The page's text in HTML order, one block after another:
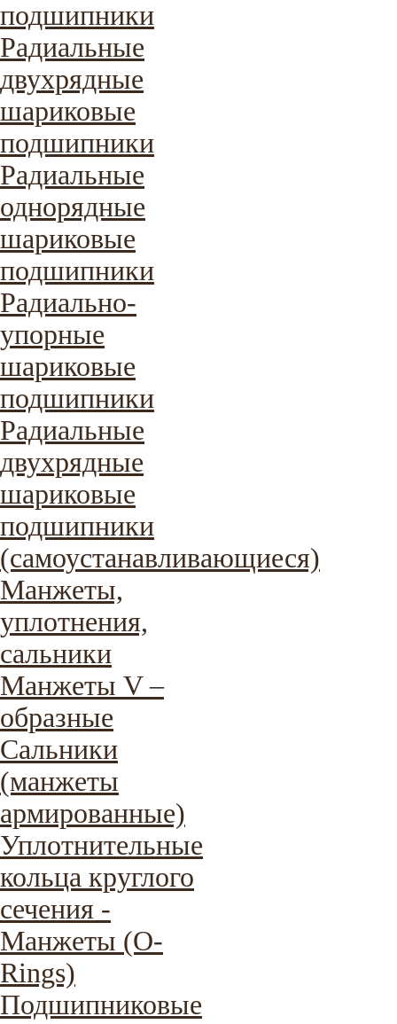
подшипники
Радиальные
двухрядные
шариковые
подшипники
Радиальные
однорядные
шариковые
подшипники
Радиально-
упорные
шариковые
подшипники
Радиальные
двухрядные
шариковые
подшипники
(самоустанавливающиеся)
Манжеты,
уплотнения,
сальники
Манжеты V –
образные
Сальники
(манжеты
армированные)
Уплотнительные
кольца круглого
сечения -
Манжеты (O-
Rings)
Подшипниковые